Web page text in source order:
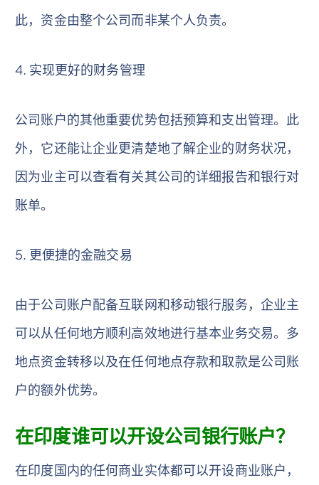
此，资金由整个公司而非某个人负责。
4. 实现更好的财务管理
公司账户的其他重要优势包括预算和支出管理。此
外，它还能让企业更清楚地了解企业的​​财务状况，
因为业主可以查看有关其公司的详细报告和银行对
账单。
5. 更便捷的金融交易
由于公司账户配备互联​​网和移动银行服务，企业主
可以从任何地方顺利高效地进行基本业务交易。多
地点资金转移以及在任何地点存款和取款是公司账
户的额外优势。
在印度谁可以开设公司银行账户？
在印度国内的任何商业实体都可以开设商业账户，